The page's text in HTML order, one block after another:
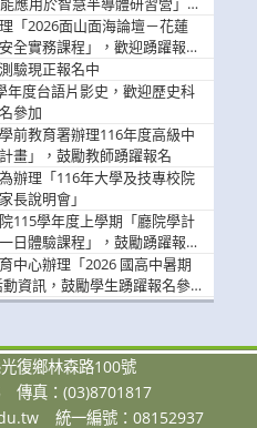
「2026面山面海論壇－花蓮
全實務課程」，歡迎踴躍報名
驗現正報名中
年度台語片影史，歡迎歷史科
參加
前教育署辦理116年度高級中
畫」，鼓勵教師踴躍報名
辦理「116年大學及技專校院
長說明會」
115學年度上學期「廳院學計
日體驗課程」，鼓勵踴躍報名
中心辦理「2026 國高中暑期
資訊，鼓勵學生踴躍報名參
復鄉林森路100號
傳真：(03)8701817
統一編號：08152937